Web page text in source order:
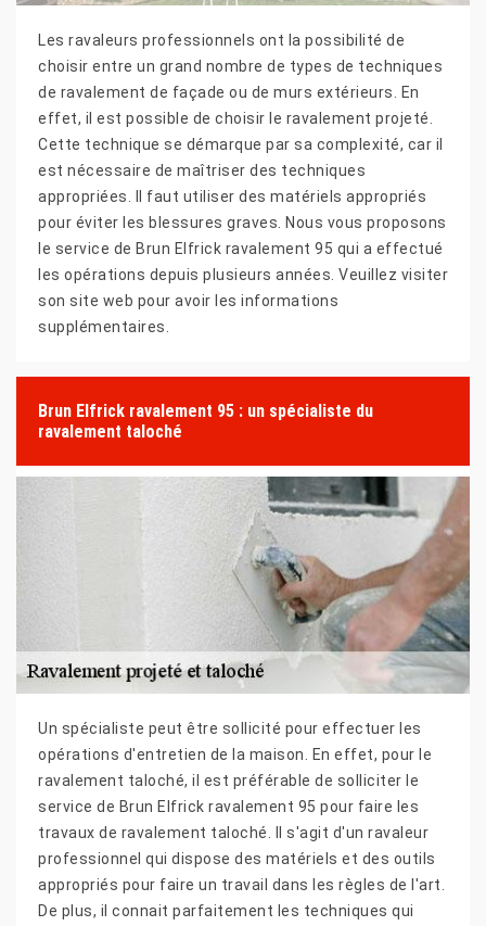
Les ravaleurs professionnels ont la possibilité de
choisir entre un grand nombre de types de techniques
de ravalement de façade ou de murs extérieurs. En
effet, il est possible de choisir le ravalement projeté.
Cette technique se démarque par sa complexité, car il
est nécessaire de maîtriser des techniques
appropriées. Il faut utiliser des matériels appropriés
pour éviter les blessures graves. Nous vous proposons
le service de Brun Elfrick ravalement 95 qui a effectué
les opérations depuis plusieurs années. Veuillez visiter
son site web pour avoir les informations
supplémentaires.
Brun Elfrick ravalement 95 : un spécialiste du
ravalement taloché
Un spécialiste peut être sollicité pour effectuer les
opérations d'entretien de la maison. En effet, pour le
ravalement taloché, il est préférable de solliciter le
service de Brun Elfrick ravalement 95 pour faire les
travaux de ravalement taloché. Il s'agit d'un ravaleur
professionnel qui dispose des matériels et des outils
appropriés pour faire un travail dans les règles de l'art.
De plus, il connait parfaitement les techniques qui